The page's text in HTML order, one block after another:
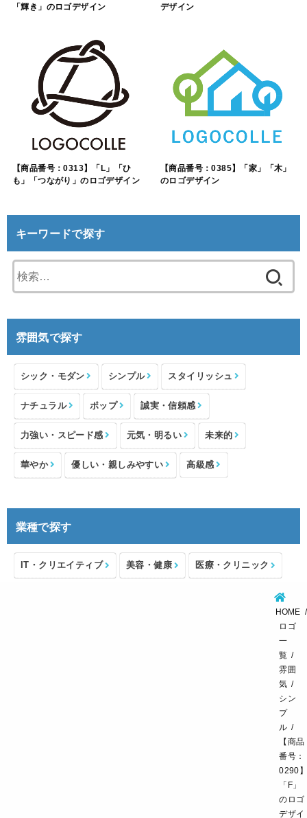
「輝き」のロゴデザイン
デザイン
【商品番号：0313】「L」「ひ
も」「つながり」のロゴデザイン
【商品番号：0385】「家」「木」
のロゴデザイン
キーワードで探す
索:
雰囲気で探す
シック・モダン シンプル スタイリッシュ
ナチュラル ポップ 誠実・信頼感
力強い・スピード感 元気・明るい 未来的
華やか 優しい・親しみやすい 高級感
業種で探す
IT・クリエイティブ 美容・健康 医療・クリニック
HOME
ロゴ
一
覧
雰囲
気
シン
プ
ル
【商品
番号：
0290】
「F」
のロゴ
デザイ